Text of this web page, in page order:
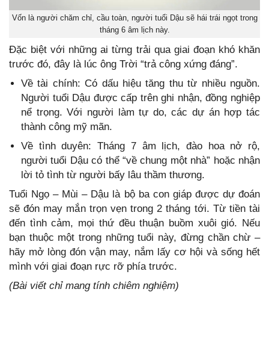
Vốn là người chăm chỉ, cầu toàn, người tuổi Dậu sẽ hái trái ngọt trong
tháng 6 âm lịch này.
Đặc biệt với những ai từng trải qua giai đoạn khó khăn
trước đó, đây là lúc ông Trời “trả công xứng đáng”.
Về tài chính: Có dấu hiệu tăng thu từ nhiều nguồn.
Người tuổi Dậu được cấp trên ghi nhận, đồng nghiệp
nể trọng. Với người làm tự do, các dự án hợp tác
thành công mỹ mãn.
Về tình duyên: Tháng 7 âm lịch, đào hoa nở rộ,
người tuổi Dậu có thể “về chung một nhà” hoặc nhận
lời tỏ tình từ người bấy lâu thầm thương.
Tuổi Ngọ – Mùi – Dậu là bộ ba con giáp được dự đoán
sẽ đón may mắn trọn vẹn trong 2 tháng tới. Từ tiền tài
đến tình cảm, mọi thứ đều thuận buồm xuôi gió. Nếu
bạn thuộc một trong những tuổi này, đừng chần chừ –
hãy mở lòng đón vận may, nắm lấy cơ hội và sống hết
mình với giai đoạn rực rỡ phía trước.
(Bài viết chỉ mang tính chiêm nghiệm)